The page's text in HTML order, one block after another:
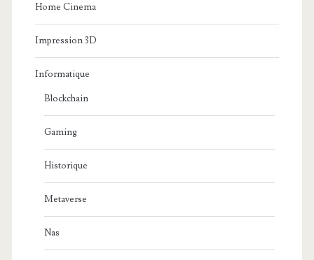
Home Cinema
Impression 3D
Informatique
Blockchain
Gaming
Historique
Metaverse
Nas